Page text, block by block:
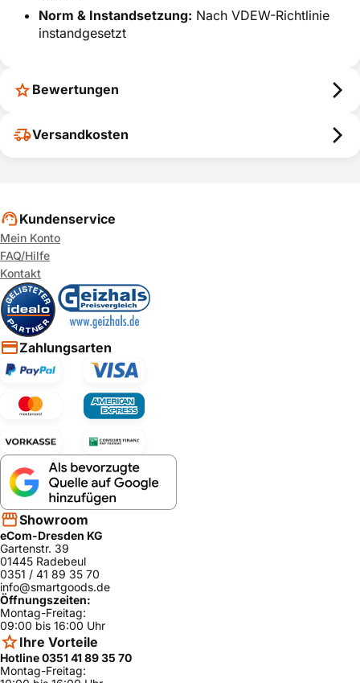
Norm & Instandsetzung: Nach VDEW-Richtlinie
instandgesetzt
Bewertungen
Versandkosten
Kundenservice
Mein Konto
FAQ/Hilfe
Kontakt
Zahlungsarten
Showroom
eCom-Dresden KG
Gartenstr. 39
01445 Radebeul
0351 / 41 89 35 70
info@smartgoods.de
Öffnungszeiten:
Montag-Freitag:
09:00 bis 16:00 Uhr
Ihre Vorteile
Hotline 0351 41 89 35 70
Montag-Freitag: